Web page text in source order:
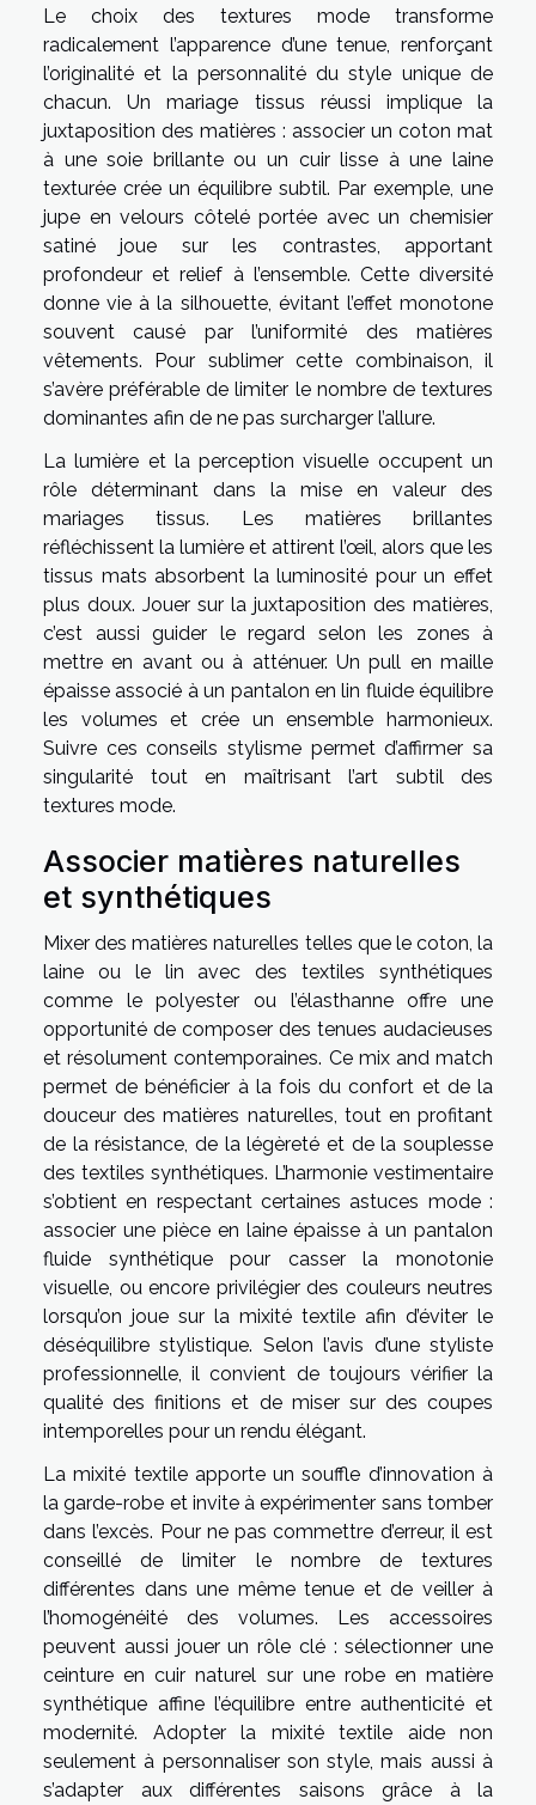
Le choix des textures mode transforme
radicalement l’apparence d’une tenue, renforçant
l’originalité et la personnalité du style unique de
chacun. Un mariage tissus réussi implique la
juxtaposition des matières : associer un coton mat
à une soie brillante ou un cuir lisse à une laine
texturée crée un équilibre subtil. Par exemple, une
jupe en velours côtelé portée avec un chemisier
satiné joue sur les contrastes, apportant
profondeur et relief à l’ensemble. Cette diversité
donne vie à la silhouette, évitant l’effet monotone
souvent causé par l’uniformité des matières
vêtements. Pour sublimer cette combinaison, il
s’avère préférable de limiter le nombre de textures
dominantes afin de ne pas surcharger l’allure.
La lumière et la perception visuelle occupent un
rôle déterminant dans la mise en valeur des
mariages tissus. Les matières brillantes
réfléchissent la lumière et attirent l’œil, alors que les
tissus mats absorbent la luminosité pour un effet
plus doux. Jouer sur la juxtaposition des matières,
c’est aussi guider le regard selon les zones à
mettre en avant ou à atténuer. Un pull en maille
épaisse associé à un pantalon en lin fluide équilibre
les volumes et crée un ensemble harmonieux.
Suivre ces conseils stylisme permet d’affirmer sa
singularité tout en maîtrisant l’art subtil des
textures mode.
Associer matières naturelles
et synthétiques
Mixer des matières naturelles telles que le coton, la
laine ou le lin avec des textiles synthétiques
comme le polyester ou l’élasthanne offre une
opportunité de composer des tenues audacieuses
et résolument contemporaines. Ce mix and match
permet de bénéficier à la fois du confort et de la
douceur des matières naturelles, tout en profitant
de la résistance, de la légèreté et de la souplesse
des textiles synthétiques. L’harmonie vestimentaire
s’obtient en respectant certaines astuces mode :
associer une pièce en laine épaisse à un pantalon
fluide synthétique pour casser la monotonie
visuelle, ou encore privilégier des couleurs neutres
lorsqu’on joue sur la mixité textile afin d’éviter le
déséquilibre stylistique. Selon l’avis d’une styliste
professionnelle, il convient de toujours vérifier la
qualité des finitions et de miser sur des coupes
intemporelles pour un rendu élégant.
La mixité textile apporte un souffle d’innovation à
la garde-robe et invite à expérimenter sans tomber
dans l’excès. Pour ne pas commettre d’erreur, il est
conseillé de limiter le nombre de textures
différentes dans une même tenue et de veiller à
l’homogénéité des volumes. Les accessoires
peuvent aussi jouer un rôle clé : sélectionner une
ceinture en cuir naturel sur une robe en matière
synthétique affine l’équilibre entre authenticité et
modernité. Adopter la mixité textile aide non
seulement à personnaliser son style, mais aussi à
s’adapter aux différentes saisons grâce à la